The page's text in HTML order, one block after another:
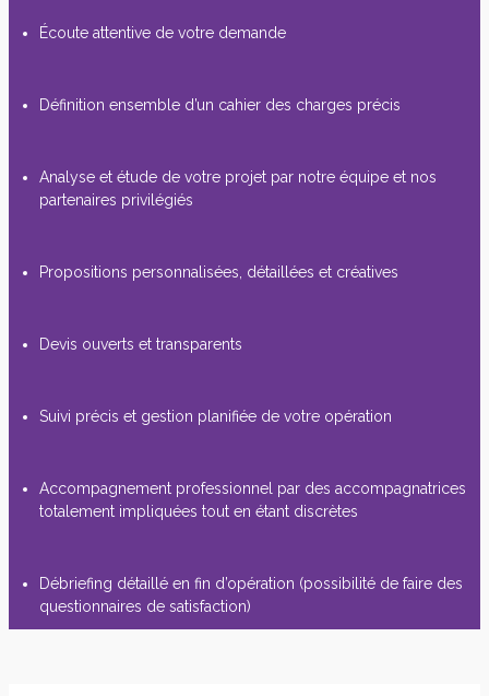
Écoute attentive de votre demande
Définition ensemble d’un cahier des charges précis
Analyse et étude de votre projet par notre équipe et nos
partenaires privilégiés
Propositions personnalisées, détaillées et créatives
Devis ouverts et transparents
Suivi précis et gestion planifiée de votre opération
Accompagnement professionnel par des accompagnatrices
totalement impliquées tout en étant discrètes
Débriefing détaillé en fin d’opération (possibilité de faire des
questionnaires de satisfaction)